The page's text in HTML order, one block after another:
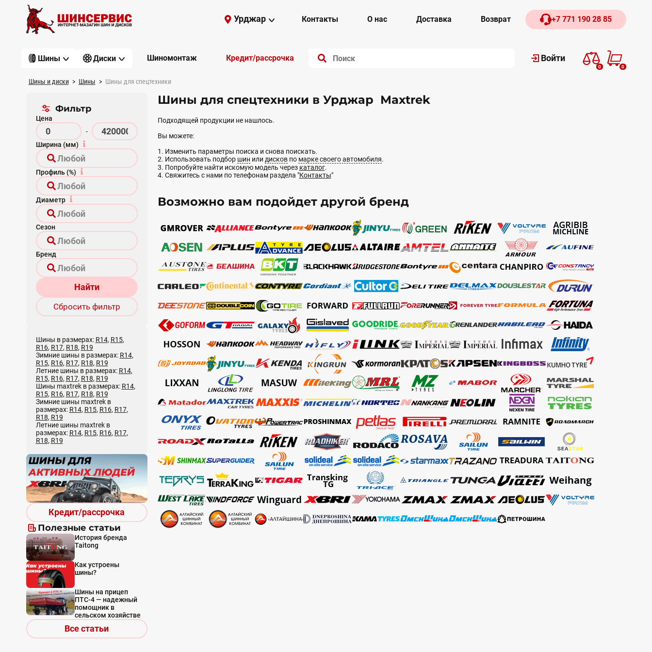
Урджар Контакты О нас Доставка Возврат +7 771 190 28 85
Шины Диски Шиномонтаж Кредит/рассрочка Войти
0 0
Шины и диски Шины Шины для спецтехники
Фильтр
Цена
-
Ширина (мм)
Профиль (%)
Диаметр
Сезон
Бренд
Найти
Сбросить фильтр
Шины в размерах: R14, R15,
R16, R17, R18, R19
Зимние шины в размерах: R14,
R15, R16, R17, R18, R19
Летние шины в размерах: R14,
R15, R16, R17, R18, R19
Шины maxtrek в размерах: R14,
R15, R16, R17, R18, R19
Зимние шины maxtrek в
размерах: R14, R15, R16, R17,
R18, R19
Летние шины maxtrek в
размерах: R14, R15, R16, R17,
R18, R19
Кредит/рассрочка
Полезные статьи
История бренда
Taitong
Как устроены
шины?
Шины на прицеп
ПТС-4 — надежный
помощник в
сельском хозяйстве
Все статьи
Шины для спецтехники в Урджар Maxtrek
Подходящей продукции не нашлось.
Вы можете:
1. Изменить параметры поиска и снова поискать.
2. Использовать подбор шин или дисковпо марке своего автомобиля.
3. Попробуйте найти искомую модель через каталог.
4. Свяжитесь с нами по телефонам раздела "Контакты"
Возможно вам подойдет другой бренд